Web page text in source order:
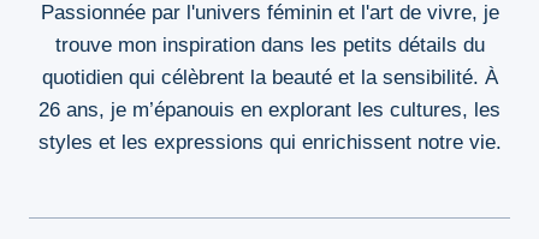
Passionnée par l'univers féminin et l'art de vivre, je
trouve mon inspiration dans les petits détails du
quotidien qui célèbrent la beauté et la sensibilité. À
26 ans, je m’épanouis en explorant les cultures, les
styles et les expressions qui enrichissent notre vie.